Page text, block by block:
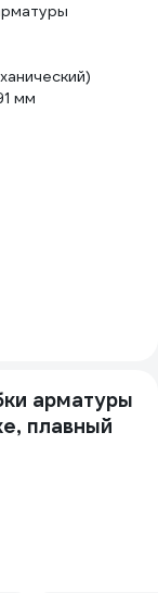
мм
арматуры
плавный